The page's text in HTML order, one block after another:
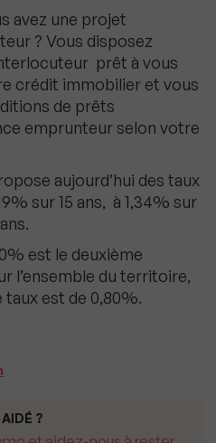
avez une projet
? Vous disposez
prêt à vous
crédit immobilier et vous
de prêts
emprunteur selon votre
aujourd’hui des taux
sur 15 ans, à 1,34% sur
est le deuxième
l’ensemble du territoire,
taux est de 0,80%.
?